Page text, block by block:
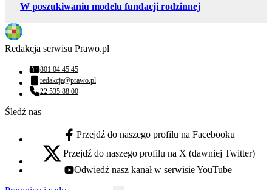
W poszukiwaniu modelu fundacji rodzinnej
Redakcja serwisu Prawo.pl
Numer telefonu:
801 04 45 45
Adres email:
redakcja@prawo.pl
Numer telefonu:
22 535 88 00
Śledź nas
facebook - otwiera się w nowej karcie
Przejdź do naszego profilu na Facebooku
x - otwiera się w nowej karcie
Przejdź do naszego profilu na X (dawniej Twitter)
youtube - otwiera się w nowej karcie
Odwiedź nasz kanał w serwisie YouTube